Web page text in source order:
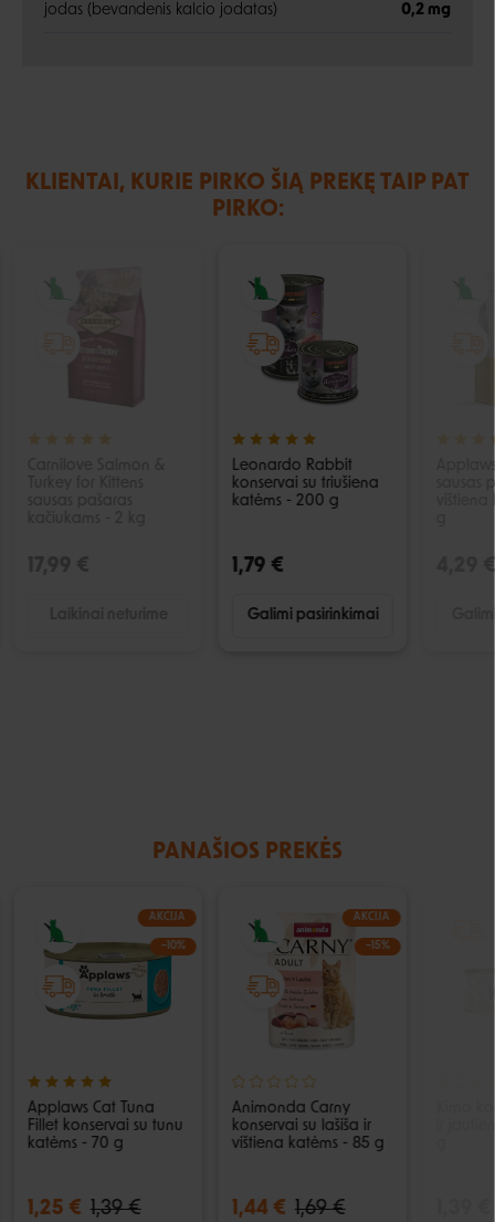
jodas (bevandenis kalcio jodatas) 0,2 mg
KLIENTAI, KURIE PIRKO ŠIĄ PREKĘ TAIP PAT
PIRKO:
Leonardo Rabbit
konservai su triušiena
katėms - 200 g
1,79 €
Galimi pasirinkimai
sausas
4,29 €
PANAŠIOS PREKĖS
AKCIJA
−10%
Applaws Cat Tuna
Fillet konservai su tunu
katėms - 70 g
1,25 € 1,39 €
AKCIJA
−15%
Animonda Carny
konservai su lašiša ir
vištiena katėms - 85 g
1,44 € 1,69 €